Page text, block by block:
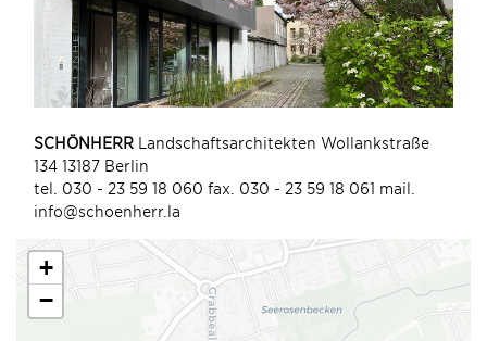
SCHÖNHERR Landschaftsarchitekten Wollankstraße
134 13187 Berlin
tel. 030 - 23 59 18 060 fax. 030 - 23 59 18 061 mail.
info@schoenherr.la
+
−